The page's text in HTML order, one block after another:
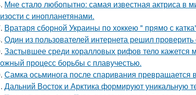
Мне стало любопытно: самая известная актриса в
с инопланетянами.
Вратаря сборной Украины по хоккею " прямо с
Один из пользователей интернета решил проверить
Застывшее среди коралловых рифов тело кажется
процесс борьбы с плавучестью.
Самка осьминога после спаривания превращается
Дальний Восток и Арктика формируют уникальную